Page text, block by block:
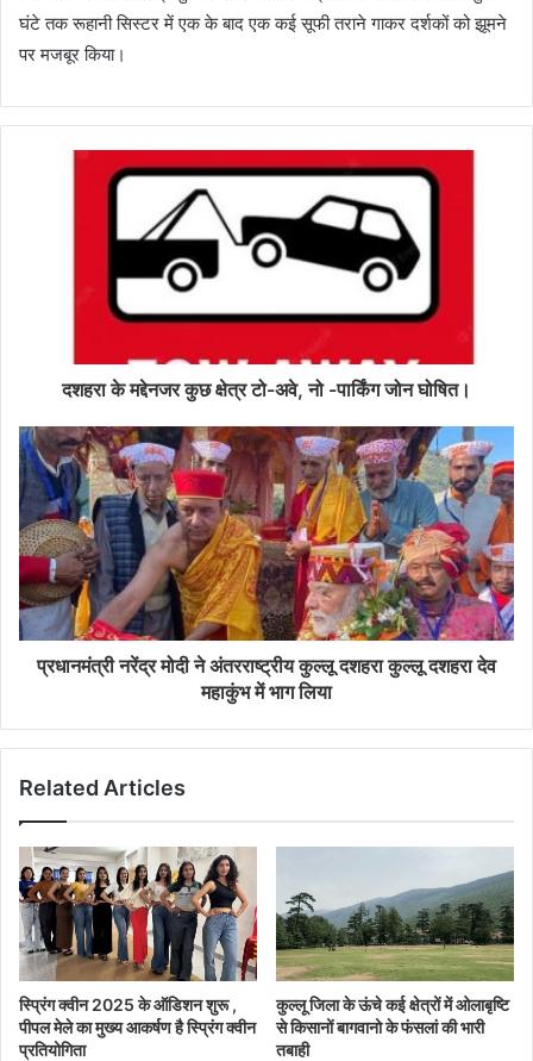
घंटे तक रूहानी सिस्टर में एक के बाद एक कई सूफी तराने गाकर दर्शकों को झूमने
पर मजबूर किया।
दशहरा के मद्देनजर कुछ क्षेत्र टो-अवे, नो -पार्किंग जोन घोषित।
प्रधानमंत्री नरेंद्र मोदी ने अंतरराष्ट्रीय कुल्लू दशहरा कुल्लू दशहरा देव
महाकुंभ में भाग लिया
Related Articles
स्प्रिंग क्वीन 2025 के ऑडिशन शुरू ,
पीपल मेले का मुख्य आकर्षण है स्प्रिंग क्वीन
प्रतियोगिता
कुल्लू जिला के ऊंचे कई क्षेत्रों में ओलाबृष्टि
से किसानों बागवानो के फंसलां की भारी
तबाही